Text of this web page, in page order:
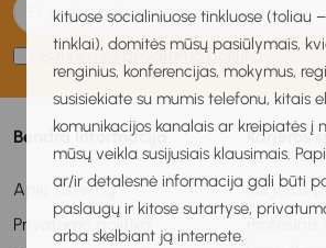
kituose socialiniuose tinkluose (toliau
tinklai), domitės mūsų pasiūlymais,
renginius, konferencijas, mokymus,
susisiekiate su mumis telefonu, kitais
komunikacijos kanalais ar kreipiatės į
mūsų veikla susijusiais klausimais.
ar/ir detalesnė informacija gali būti
paslaugų ir kitose sutartyse,
arba skelbiant ją internete.
Sutinku su privatumo politika
Bendra informacija
Apie sistemą
Privatumo politika
Karjeros
Karjeros